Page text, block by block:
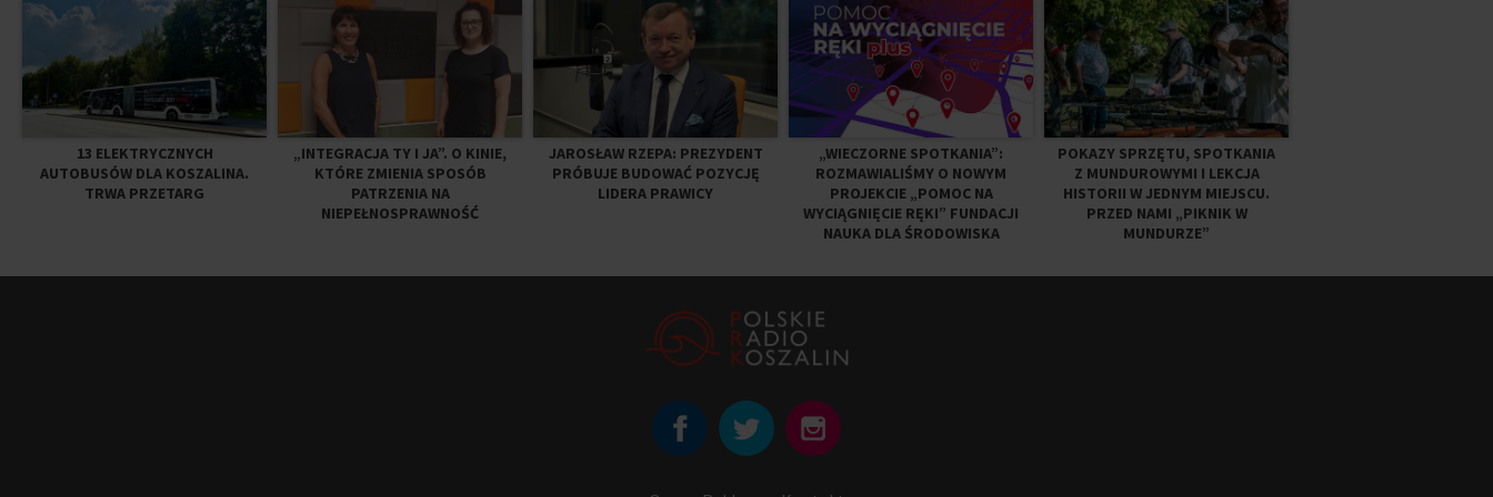
13 ELEKTRYCZNYCH
AUTOBUSÓW DLA KOSZALINA.
TRWA PRZETARG
„INTEGRACJA TY I JA”. O KINIE,
KTÓRE ZMIENIA SPOSÓB
PATRZENIA NA
NIEPEŁNOSPRAWNOŚĆ
JAROSŁAW RZEPA: PREZYDENT
PRÓBUJE BUDOWAĆ POZYCJĘ
LIDERA PRAWICY
„WIECZORNE SPOTKANIA”:
ROZMAWIALIŚMY O NOWYM
PROJEKCIE „POMOC NA
WYCIĄGNIĘCIE RĘKI” FUNDACJI
NAUKA DLA ŚRODOWISKA
POKAZY SPRZĘTU, SPOTKANIA
Z MUNDUROWYMI I LEKCJA
HISTORII W JEDNYM MIEJSCU.
PRZED NAMI „PIKNIK W
MUNDURZE”